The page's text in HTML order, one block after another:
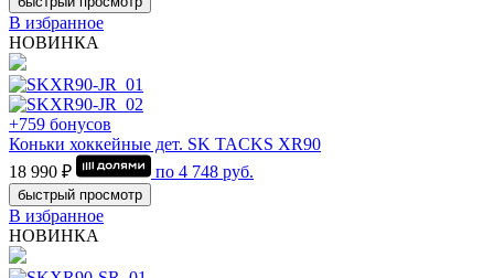
В избранное
НОВИНКА
+759 бонусов
Коньки хоккейные дет. SK TACKS XR90
18 990 ₽
по 4 748 руб.
быстрый просмотр
В избранное
НОВИНКА